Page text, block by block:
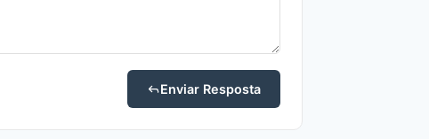
Enviar Resposta